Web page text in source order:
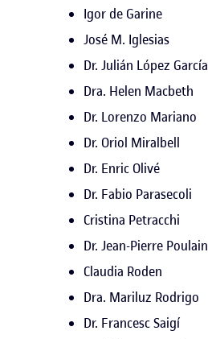
Igor de Garine
José M. Iglesias
Dr. Julián López García
Dra. Helen Macbeth
Dr. Lorenzo Mariano
Dr. Oriol Miralbell
Dr. Enric Olivé
Dr. Fabio Parasecoli
Cristina Petracchi
Dr. Jean-Pierre Poulain
Claudia Roden
Dra. Mariluz Rodrigo
Dr. Francesc Saigí